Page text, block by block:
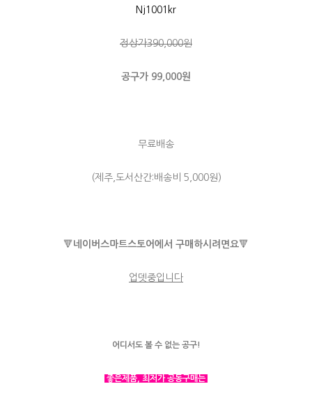
Nj1001kr
정상가390,000원
공구가 99,000원
무료배송
(제주,도서산간:배송비 5,000원)
🔻 네이버스마트스토어에서 구매하시려면요🔻
업뎃중입니다
어디서도 볼 수 없는 공구!
좋은제품, 최저가 공동구매는